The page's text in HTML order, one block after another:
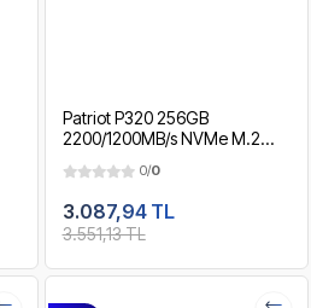
Patriot P320 256GB
2200/1200MB/s NVMe M.2
0/0
3.087,94 TL
3.551,13 TL